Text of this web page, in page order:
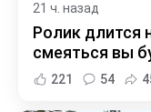
21 ч. назад
Ролик длится
смеяться вы
221 54